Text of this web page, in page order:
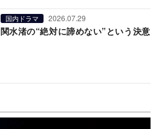
国内ドラマ 2026.07.29
関水渚の“絶対に諦めない”という決意